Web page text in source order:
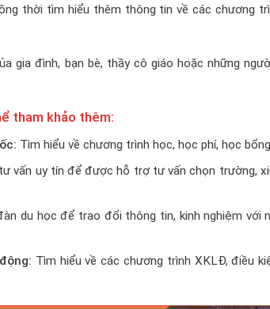
thời tìm hiểu thêm thông tin về các chương
gia đình, bạn bè, thầy cô giáo hoặc những
tham khảo thêm:
Tìm hiểu về chương trình học, học phí, học
vấn uy tín để được hỗ trợ tư vấn chọn trường,
du học để trao đổi thông tin, kinh nghiệm với
Tìm hiểu về các chương trình XKLĐ, điều